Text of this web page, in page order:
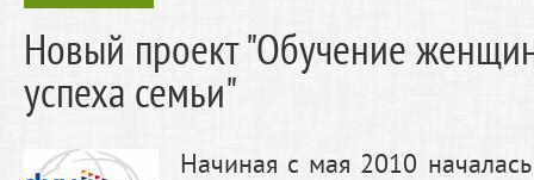
Новый проект "Обучение
успеха семьи"
Начиная с мая 2010